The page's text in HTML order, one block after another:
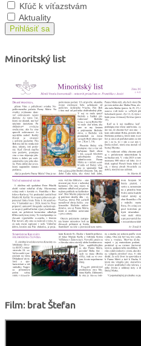
Kľúč k víťazstvám
Aktuality
Prihlásiť sa
Minoritský list
Film: brat Štefan